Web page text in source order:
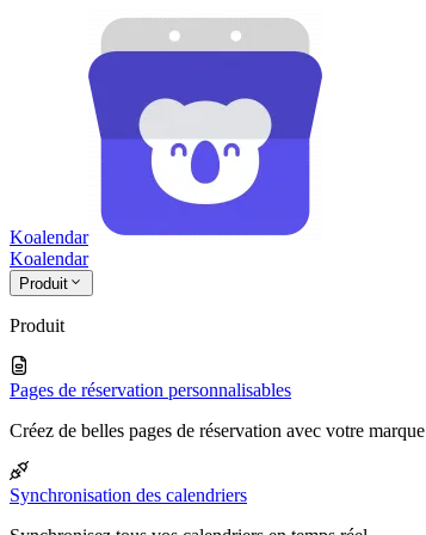
Koalendar
Koalendar
Produit
Produit
Pages de réservation personnalisables
Créez de belles pages de réservation avec votre marque
Synchronisation des calendriers